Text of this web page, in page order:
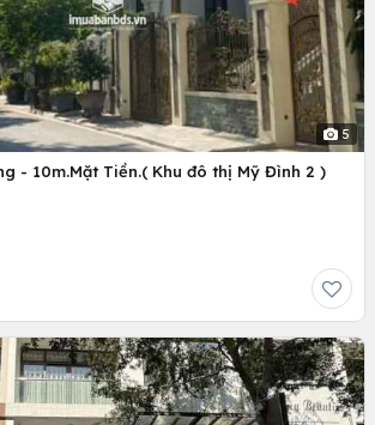
5
- 10m.Mặt Tiền.( Khu đô thị Mỹ Đình 2 )